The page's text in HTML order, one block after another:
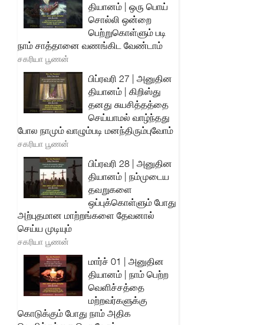
தியானம் | ஒரு பொய்
சொல்லி ஒன்றை
பெற்றுகொள்ளும் படி
நாம் சாத்தானை வணங்கிட வேண்டாம்
சகரியா பூணன்
பிப்ரவரி 27 | அனுதின
தியானம் | கிறிஸ்து
தனது சுயசித்தத்தை
செய்யாமல் வாழ்ந்தது
போல நாமும் வாழும்படி மனந்திரும்புவோம்
சகரியா பூணன்
பிப்ரவரி 28 | அனுதின
தியானம் | நம்முடைய
தவறுகளை
ஒப்புக்கொள்ளும் போது
அற்புதமான மாற்றங்களை தேவனால்
செய்ய முடியும்
சகரியா பூணன்
மார்ச் 01 | அனுதின
தியானம் | நாம் பெற்ற
வெளிச்சத்தை
மற்றவர்களுக்கு
கொடுக்கும் போது நாம் அதிக